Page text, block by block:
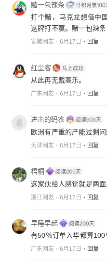
赌一包辣条
打个赌，马克龙想借中
这牌打不赢。赌一包辣条
安徽网友 6月17日 回复
红尘客
从此再无戴高乐。
广东网友 6月17日 回复
进击的码农
欧洲有严重的产能过剩
天津网友 6月17日 回复
梧桐
这家伙给人感觉就是两面
浙江网友 6月17日 回复
早睡早起
有50％订单入华都算100
广东网友 6月17日 回复